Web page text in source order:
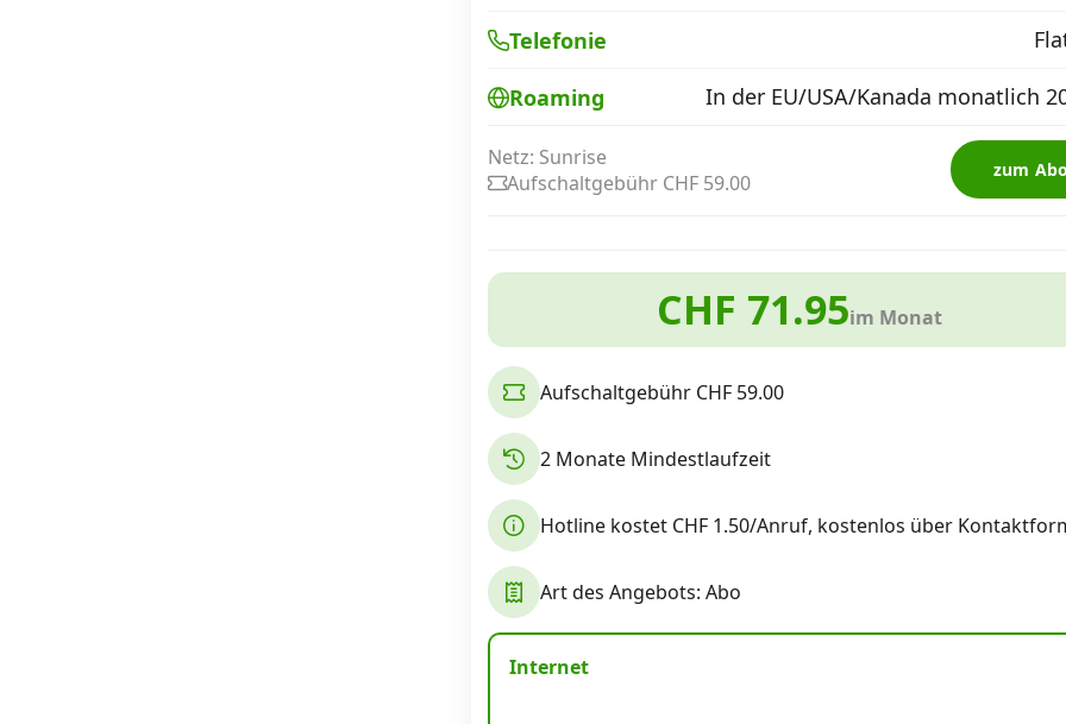
Telefonie
Roaming In der EU/USA/Kanada monatlich
Netz: Sunrise
Aufschaltgebühr CHF 59.00
zum Abo
CHF 71.95im Monat
Aufschaltgebühr CHF 59.00
2 Monate Mindestlaufzeit
Hotline kostet CHF 1.50/Anruf, kostenlos über
Art des Angebots: Abo
Internet